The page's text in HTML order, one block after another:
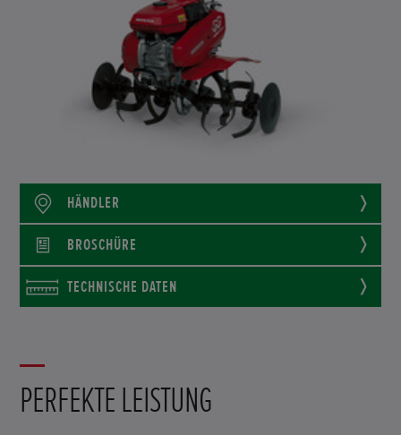
HÄNDLER
BROSCHÜRE
TECHNISCHE DATEN
PERFEKTE LEISTUNG